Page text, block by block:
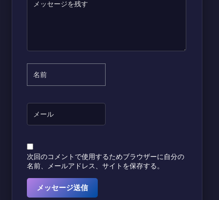
次回のコメントで使用するためブラウザーに自分の
名前、メールアドレス、サイトを保存する。